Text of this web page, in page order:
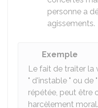
personne a
agissements.
Exemple
Le fait de traiter la
" d'instable " ou de
répétée, peut être
harcèlement moral.